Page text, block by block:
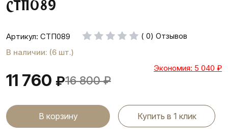
СТП089
Артикул: СТП089
( 0) Отзывов
В наличии: (6 шт.)
11 760 ₽16 800 ₽
Экономия: 5 040 ₽
Купить в 1 клик